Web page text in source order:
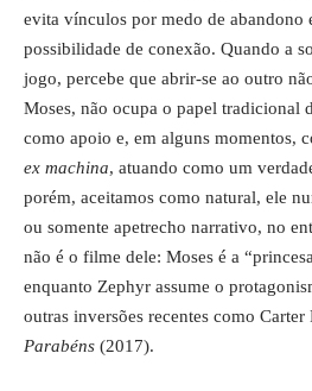
evita vínculos por medo de abandono
possibilidade de conexão. Quando a
jogo, percebe que abrir-se ao outro
Moses, não ocupa o papel tradicional
como apoio e, em alguns momentos,
ex machina, atuando como um
porém, aceitamos como natural, ele
ou somente apetrecho narrativo, no
não é o filme dele: Moses é a
enquanto Zephyr assume o
outras inversões recentes como Carter
Parabéns (2017).